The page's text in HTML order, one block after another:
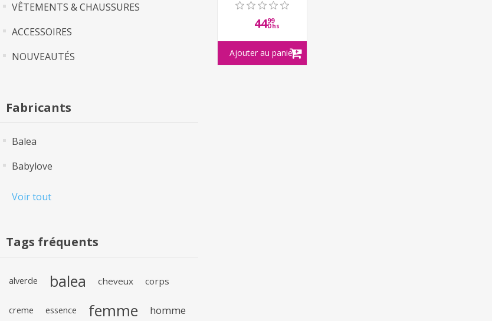
VÊTEMENTS & CHAUSSURES
ACCESSOIRES
NOUVEAUTÉS
Fabricants
Balea
Babylove
Voir tout
Tags fréquents
alverde balea cheveux corps
creme essence femme homme
4499
Dhs